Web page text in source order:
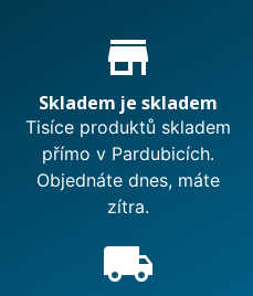
Proč nakupovat u nás?
store_mall_directory
Skladem je skladem
Tisíce produktů skladem
přímo v Pardubicích.
Objednáte dnes, máte
zítra.
local_shipping